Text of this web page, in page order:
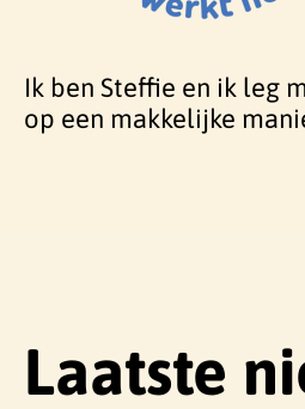
Ik ben Steffie en ik leg
op een makkelijke
Laatste